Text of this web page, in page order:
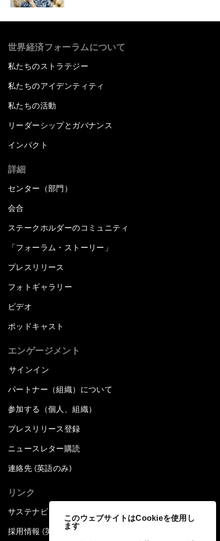
このウェブサイトはCookieを使用し
ます
世界経済フォーラムについて
私たちのストラテジー
私たちのアイデンティティ
私たちの活動
リーダーシップとガバナンス
インパクト
詳細
センター（部門）
会合
ステークホルダーのコミュニティ
「フォーラム・ストーリー」
プレスリリース
フォトギャラリー
ビデオ
ポッドキャスト
エンゲージメント
サインイン
パートナー（組織）について
参加する（個人、組織）
プレスリリース登録
ニュースレター購読
連絡先 (英語のみ)
リンク
サステナビリティへの取り組み
採用情報 (英語のみ)